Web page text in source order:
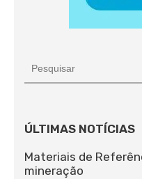
ÚLTIMAS NOTÍCIAS
Materiais de
mineração